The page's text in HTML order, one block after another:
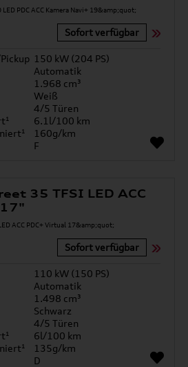
Sofort verfügbar
150 kW (204 PS)
Automatik
1.968 cm³
Weiß
4/5 Türen
6.1l/100 km
160g/km
F
35 TFSI LED ACC
Sofort verfügbar
110 kW (150 PS)
Automatik
1.498 cm³
Schwarz
4/5 Türen
6l/100 km
135g/km
D